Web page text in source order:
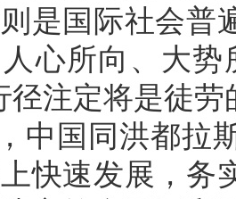
是国际社会普
心所向、大
径注定将是徒
中国同洪都拉
快速发展，务